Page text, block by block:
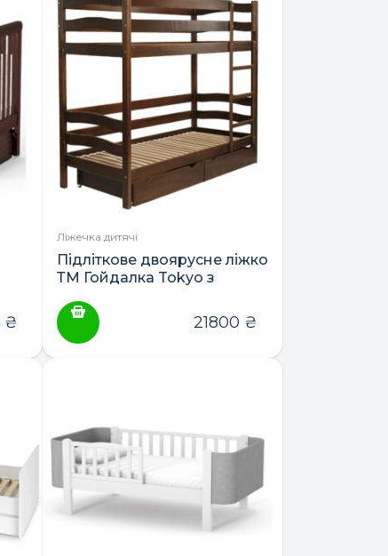
має
кілька
варіантів.
можна
вибрати
на
сторінці
товару
₴
Ліжечка дитячі
Підліткове двоярусне ліжко
ТМ Гойдалка Tokyo з
21800 ₴